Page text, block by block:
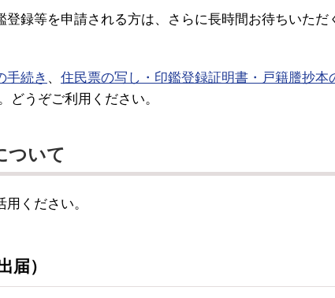
録等を申請される方は、さらに長時間お待ちいただ
手続き 、 住民票の写し・印鑑登録証明書・戸籍謄抄本
どうぞご利用ください。
ついて
ください。
）